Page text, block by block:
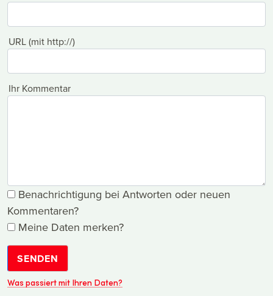
URL (mit http://)
Ihr Kommentar
Benachrichtigung bei Antworten oder neuen
Kommentaren?
Meine Daten merken?
SENDEN
Was passiert mit Ihren Daten?